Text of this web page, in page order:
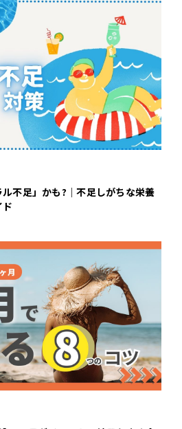
不足」かも?｜不足しがちな栄養